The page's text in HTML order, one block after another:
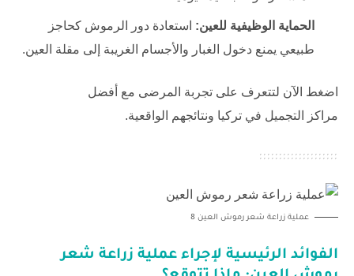
الحماية الوظيفية للعين: استعادة دور الرموش كحاجز
طبيعي يمنع دخول الغبار والأجسام الغريبة إلى مقلة العين.
اضغط الآن لتتعرف على تجربة المرضى مع أفضل
مراكز التجميل في تركيا ونتائجهم الواقعية.
عملية زراعة شعر رموش العين 8
الفوائد الرئيسية لإجراء عملية زراعة شعر